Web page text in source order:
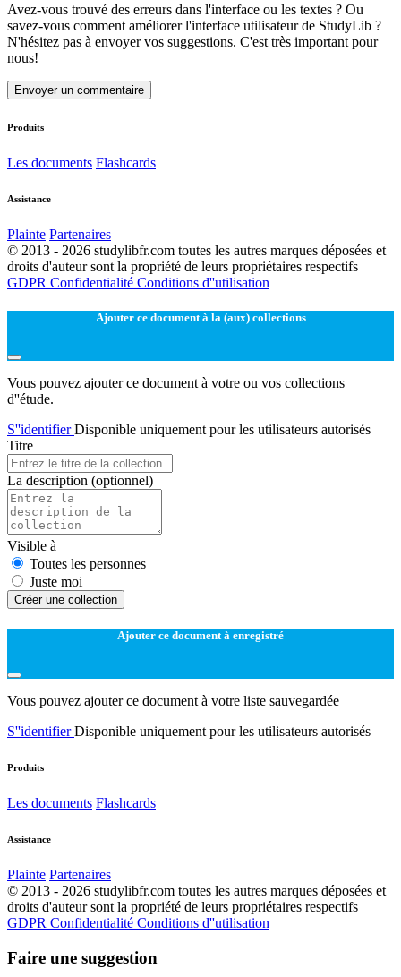
Avez-vous trouvé des erreurs dans l'interface ou les textes ? Ou
savez-vous comment améliorer l'interface utilisateur de StudyLib ?
N'hésitez pas à envoyer vos suggestions. C'est très important pour
nous!
Envoyer un commentaire
Produits
Les documents Flashcards
Assistance
Plainte Partenaires
© 2013 - 2026 studylibfr.com toutes les autres marques déposées et
droits d'auteur sont la propriété de leurs propriétaires respectifs
GDPR Confidentialité Conditions d''utilisation
Ajouter ce document à la (aux) collections
Vous pouvez ajouter ce document à votre ou vos collections
d''étude.
S''identifierDisponible uniquement pour les utilisateurs autorisés
Titre
La description (optionnel)
Visible à
Toutes les personnes
Juste moi
Créer une collection
Ajouter ce document à enregistré
Vous pouvez ajouter ce document à votre liste sauvegardée
S''identifierDisponible uniquement pour les utilisateurs autorisés
Produits
Les documents Flashcards
Assistance
Plainte Partenaires
© 2013 - 2026 studylibfr.com toutes les autres marques déposées et
droits d'auteur sont la propriété de leurs propriétaires respectifs
GDPR Confidentialité Conditions d''utilisation
Faire une suggestion